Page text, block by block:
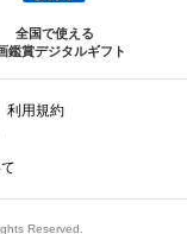
全国で使える
鑑賞デジタルギフト
利用規約
Reserved.